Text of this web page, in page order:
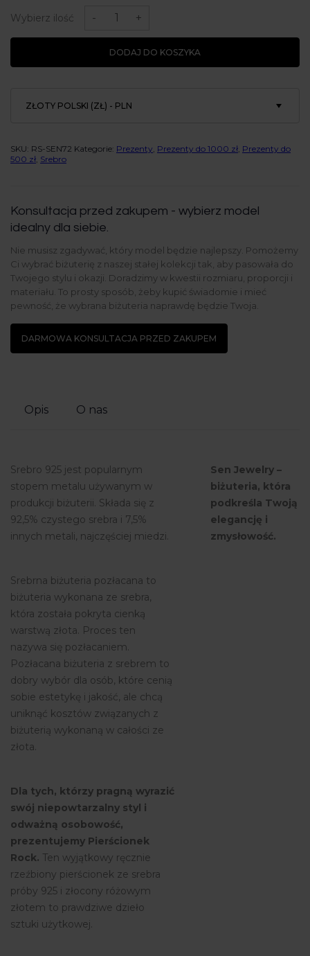
Wybierz ilość
Pierścionek
złocenie
- +
DODAJ DO KOSZYKA
ZŁOTY POLSKI (ZŁ) - PLN
SKU: RS-SEN72 Kategorie: Prezenty Prezenty do 1000 zł Prezenty do
500 zł Srebro
Konsultacja przed zakupem - wybierz model
idealny dla siebie.
Nie musisz zgadywać, który model będzie najlepszy. Pomożemy
Ci wybrać biżuterię z naszej stałej kolekcji tak, aby pasowała do
Twojego stylu i okazji. Doradzimy w kwestii rozmiaru, proporcji i
materiału. To prosty sposób, żeby kupić świadomie i mieć
pewność, że wybrana biżuteria naprawdę będzie Twoja.
DARMOWA KONSULTACJA PRZED ZAKUPEM
Opis O nas
Srebro 925 jest popularnym
stopem metalu używanym w
produkcji biżuterii. Składa się z
92,5% czystego srebra i 7,5%
innych metali, najczęściej miedzi.
Srebrna biżuteria pozłacana to
biżuteria wykonana ze srebra,
która została pokryta cienką
warstwą złota. Proces ten
nazywa się pozłacaniem.
Pozłacana biżuteria z srebrem to
dobry wybór dla osób, które cenią
sobie estetykę i jakość, ale chcą
uniknąć kosztów związanych z
biżuterią wykonaną w całości ze
złota.
Dla tych, którzy pragną wyrazić
swój niepowtarzalny styl i
odważną osobowość,
prezentujemy Pierścionek
Rock. Ten wyjątkowy ręcznie
rzeźbiony pierścionek ze srebra
próby 925 i złocony różowym
złotem to prawdziwe dzieło
sztuki użytkowej.
Sen Jewelry –
biżuteria, która
podkreśla Twoją
elegancję i
zmysłowość.